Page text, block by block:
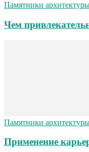
Памятники
Чем
Памятники
Применение